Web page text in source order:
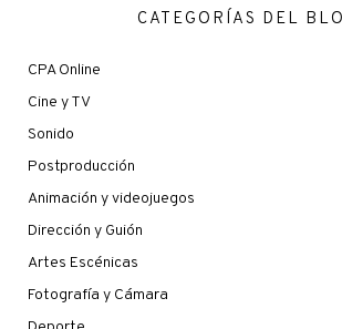
CATEGORÍAS DEL
CPA Online
Cine y TV
Sonido
Postproducción
Animación y videojuegos
Dirección y Guión
Artes Escénicas
Fotografía y Cámara